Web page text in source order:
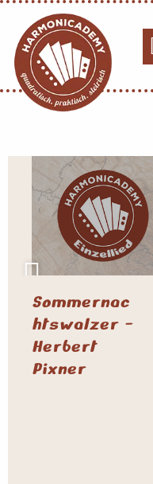
Sommernac
htswalzer -
Herbert
Pixner